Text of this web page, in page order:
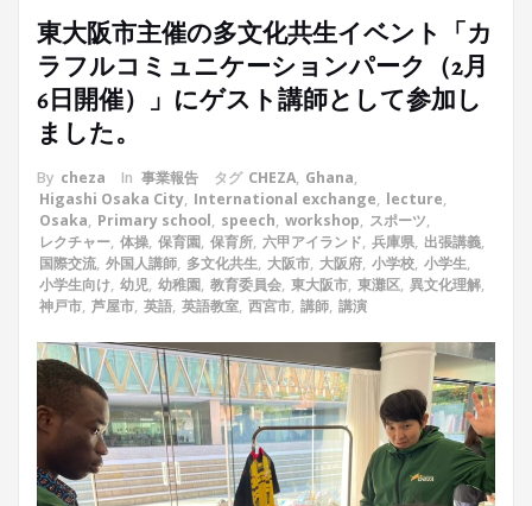
東大阪市主催の多文化共生イベント「カ
ラフルコミュニケーションパーク（2月
6日開催）」にゲスト講師として参加し
ました。
By cheza In 事業報告 タグ CHEZA, Ghana,
Higashi Osaka City, International exchange, lecture,
Osaka, Primary school, speech, workshop, スポーツ,
レクチャー, 体操, 保育園, 保育所, 六甲アイランド, 兵庫県, 出張講義,
国際交流, 外国人講師, 多文化共生, 大阪市, 大阪府, 小学校, 小学生,
小学生向け, 幼児, 幼稚園, 教育委員会, 東大阪市, 東灘区, 異文化理解,
神戸市, 芦屋市, 英語, 英語教室, 西宮市, 講師, 講演